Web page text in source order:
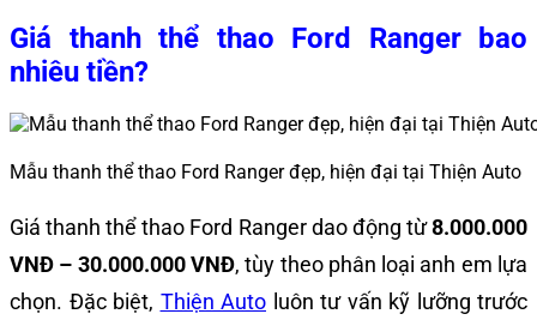
Giá thanh thể thao Ford Ranger bao
nhiêu tiền?
Mẫu thanh thể thao Ford Ranger đẹp, hiện đại tại Thiện Auto
Giá thanh thể thao Ford Ranger dao động từ8.000.000
VNĐ – 30.000.000 VNĐ, tùy theo phân loại anh em lựa
chọn. Đặc biệt, Thiện Auto luôn tư vấn kỹ lưỡng trước